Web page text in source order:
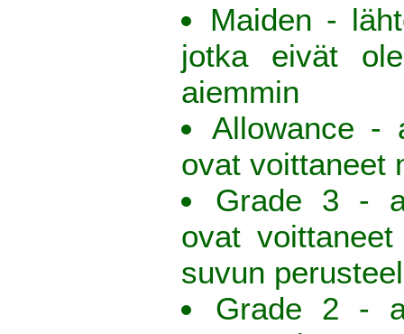
Maiden -
jotka eivät
aiemmin
Allowance -
ovat voittaneet
Grade 3 -
ovat
suvun
Grade 2 -